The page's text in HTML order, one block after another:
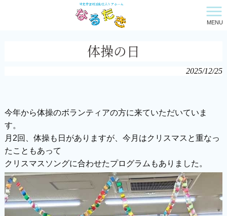
MENU
特定非営利活動法人ケアホーム・なるたき HOME
体操の日
2025/12/25
今年から体操のボランティアの方に来ていただいていま
す。
月2回、体操も日がありますが、今月はクリスマスと重なっ
たこともあって
クリスマスソングに合わせたプログラムもありました。